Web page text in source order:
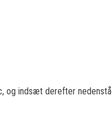
og indsæt derefter